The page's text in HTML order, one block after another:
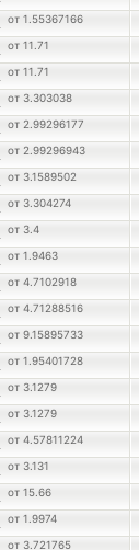
от 1.55367166
от 11.71
от 11.71
от 3.303038
от 2.99296177
от 2.99296943
от 3.1589502
от 3.304274
от 3.4
от 1.9463
от 4.7102918
от 4.71288516
от 9.15895733
от 1.95401728
от 3.1279
от 3.1279
от 4.57811224
от 3.131
от 15.66
от 1.9974
от 3.721765